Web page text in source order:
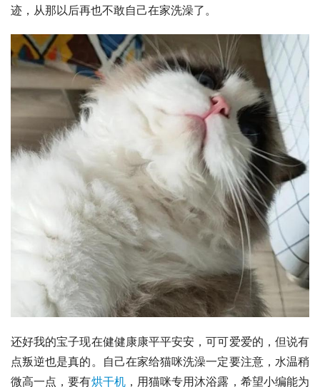
迹，从那以后再也不敢自己在家洗澡了。
还好我的宝子现在健健康康平平安安，可可爱爱的，但说有
点叛逆也是真的。自己在家给猫咪洗澡一定要注意，水温稍
微高一点，要有烘干机，用猫咪专用沐浴露，希望小编能为